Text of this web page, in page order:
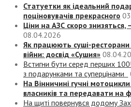
Статуетки як ідеальний
поціновувачів прекрасного
Ціни на АЗС скоро знизяться, –
08.04.2026
Як працюють суші-ресторани
війни: досвід «Сушия»
Встигни бути серед перших
з подарунками та суперцінами
На Вінничині гучні
власників та передавати на
На щиті повернувся додому